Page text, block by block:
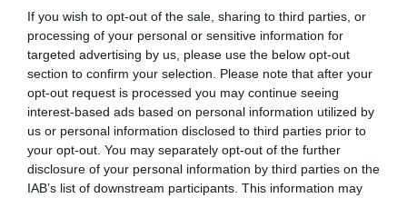
If you wish to opt-out of the sale, sharing to third parties, or
processing of your personal or sensitive information for
targeted advertising by us, please use the below opt-out
section to confirm your selection. Please note that after your
opt-out request is processed you may continue seeing
interest-based ads based on personal information utilized by
us or personal information disclosed to third parties prior to
your opt-out. You may separately opt-out of the further
disclosure of your personal information by third parties on the
IAB’s list of downstream participants. This information may